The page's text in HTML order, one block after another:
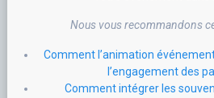
Nous vous recommandons
Comment l’animation
l’engagement des
Comment intégrer les